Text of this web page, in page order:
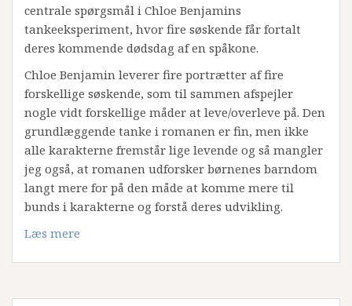
centrale spørgsmål i Chloe Benjamins
tankeeksperiment, hvor fire søskende får fortalt
deres kommende dødsdag af en spåkone.
Chloe Benjamin leverer fire portrætter af fire
forskellige søskende, som til sammen afspejler
nogle vidt forskellige måder at leve/overleve på. Den
grundlæggende tanke i romanen er fin, men ikke
alle karakterne fremstår lige levende og så mangler
jeg også, at romanen udforsker børnenes barndom
langt mere for på den måde at komme mere til
bunds i karakterne og forstå deres udvikling.
Læs mere